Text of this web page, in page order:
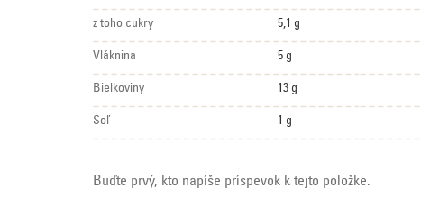
z toho cukry 5,1 g
Vláknina 5 g
Bielkoviny 13 g
Soľ 1 g
Buďte prvý, kto napíše príspevok k tejto položke.